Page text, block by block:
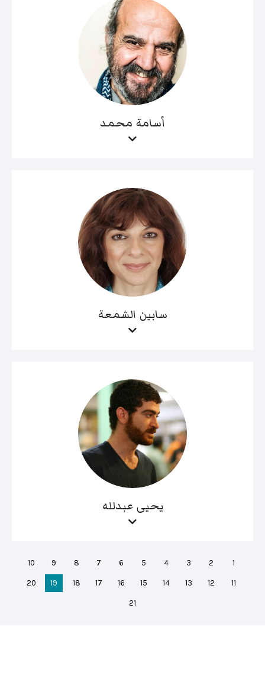
أسامة محمد
سابين الشمعة
يحيى عبدلله
1
2
3
4
5
6
7
8
9
10
11
12
13
14
15
16
17
18
19
20
21